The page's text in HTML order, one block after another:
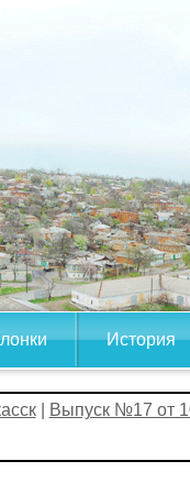
История
| Выпуск №17 от